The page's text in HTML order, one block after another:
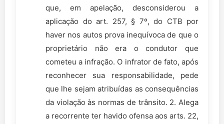
que, em apelação, desconsiderou a
aplicação do art. 257, § 7º, do CTB por
haver nos autos prova inequívoca de que o
proprietário não era o condutor que
cometeu a infração. O infrator de fato, após
reconhecer sua responsabilidade, pede
que lhe sejam atribuídas as consequências
da violação às normas de trânsito. 2. Alega
a recorrente ter havido ofensa aos arts. 22,